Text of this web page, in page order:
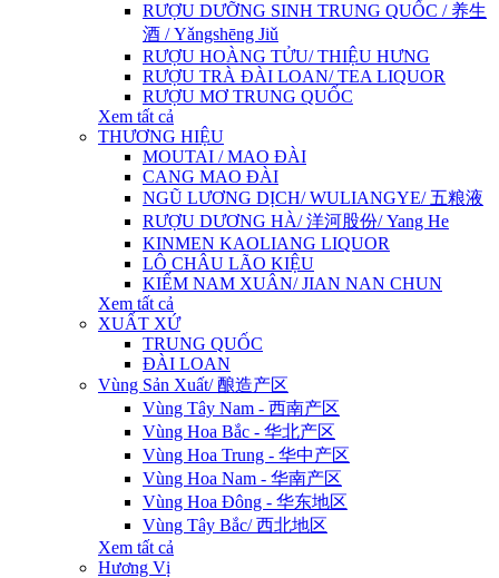
RƯỢU DƯỠNG SINH TRUNG QUỐC / 养生
酒 / Yǎngshēng Jiǔ
RƯỢU HOÀNG TỬU/ THIỆU HƯNG
RƯỢU TRÀ ĐÀI LOAN/ TEA LIQUOR
RƯỢU MƠ TRUNG QUỐC
Xem tất cả
THƯƠNG HIỆU
MOUTAI / MAO ĐÀI
CANG MAO ĐÀI
NGŨ LƯƠNG DỊCH/ WULIANGYE/ 五粮液
RƯỢU DƯƠNG HÀ/ 洋河股份/ Yang He
KINMEN KAOLIANG LIQUOR
LÔ CHÂU LÃO KIỆU
KIẾM NAM XUÂN/ JIAN NAN CHUN
Xem tất cả
XUẤT XỨ
TRUNG QUỐC
ĐÀI LOAN
Vùng Sản Xuất/ 酿造产区
Vùng Tây Nam - 西南产区
Vùng Hoa Bắc - 华北产区
Vùng Hoa Trung - 华中产区
Vùng Hoa Nam - 华南产区
Vùng Hoa Đông - 华东地区
Vùng Tây Bắc/ 西北地区
Xem tất cả
Hương Vị